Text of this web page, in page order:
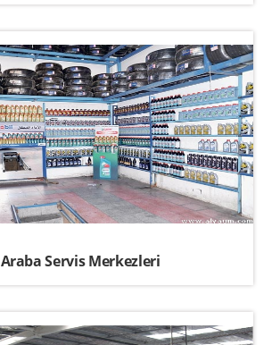
Araba Servis Merkezleri